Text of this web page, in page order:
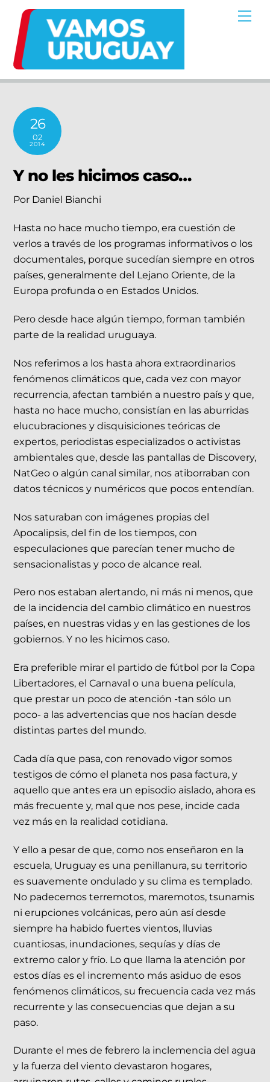
content
26
02
2014
Y no les hicimos caso…
Por Daniel Bianchi
Hasta no hace mucho tiempo, era cuestión de
verlos a través de los programas informativos o los
documentales, porque sucedían siempre en otros
países, generalmente del Lejano Oriente, de la
Europa profunda o en Estados Unidos.
Pero desde hace algún tiempo, forman también
parte de la realidad uruguaya.
Nos referimos a los hasta ahora extraordinarios
fenómenos climáticos que, cada vez con mayor
recurrencia, afectan también a nuestro país y que,
hasta no hace mucho, consistían en las aburridas
elucubraciones y disquisiciones teóricas de
expertos, periodistas especializados o activistas
ambientales que, desde las pantallas de Discovery,
NatGeo o algún canal similar, nos atiborraban con
datos técnicos y numéricos que pocos entendían.
Nos saturaban con imágenes propias del
Apocalipsis, del fin de los tiempos, con
especulaciones que parecían tener mucho de
sensacionalistas y poco de alcance real.
Pero nos estaban alertando, ni más ni menos, que
de la incidencia del cambio climático en nuestros
países, en nuestras vidas y en las gestiones de los
gobiernos. Y no les hicimos caso.
Era preferible mirar el partido de fútbol por la Copa
Libertadores, el Carnaval o una buena película,
que prestar un poco de atención -tan sólo un
poco- a las advertencias que nos hacían desde
distintas partes del mundo.
Cada día que pasa, con renovado vigor somos
testigos de cómo el planeta nos pasa factura, y
aquello que antes era un episodio aislado, ahora es
más frecuente y, mal que nos pese, incide cada
vez más en la realidad cotidiana.
Y ello a pesar de que, como nos enseñaron en la
escuela, Uruguay es una penillanura, su territorio
es suavemente ondulado y su clima es templado.
No padecemos terremotos, maremotos, tsunamis
ni erupciones volcánicas, pero aún así desde
siempre ha habido fuertes vientos, lluvias
cuantiosas, inundaciones, sequías y días de
extremo calor y frío. Lo que llama la atención por
estos días es el incremento más asiduo de esos
fenómenos climáticos, su frecuencia cada vez más
recurrente y las consecuencias que dejan a su
paso.
Durante el mes de febrero la inclemencia del agua
y la fuerza del viento devastaron hogares,